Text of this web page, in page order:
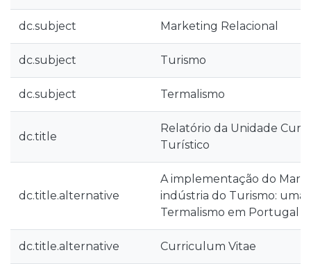
dc.subject Marketing Relacional
dc.subject Turismo
dc.subject Termalismo
dc.title
Relatório da Unidade
Turístico
dc.title.alternative
A implementação do
indústria do Turismo: uma
Termalismo em Portugal
dc.title.alternative Curriculum Vitae